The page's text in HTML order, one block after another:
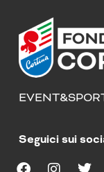
Seguici sui